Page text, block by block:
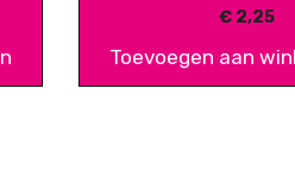
€2,25
Toevoegen aan